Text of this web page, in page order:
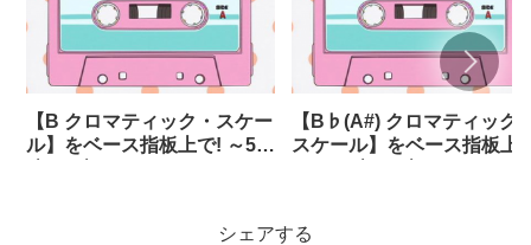
【B クロマティック・スケー
ル】をベース指板上で! ～5
【B♭(A#) クロマティック
スケール】をベース指板上
シェアする